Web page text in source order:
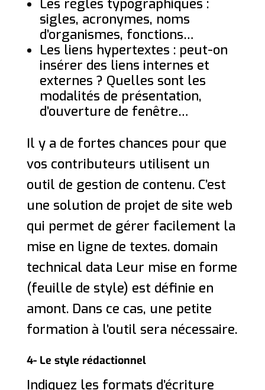
Les règles typographiques :
sigles, acronymes, noms
d’organismes, fonctions…
Les liens hypertextes : peut-on
insérer des liens internes et
externes ? Quelles sont les
modalités de présentation,
d’ouverture de fenêtre…
Il y a de fortes chances pour que
vos contributeurs utilisent un
outil de gestion de contenu. C’est
une solution de projet de site web
qui permet de gérer facilement la
mise en ligne de textes. domain
technical data Leur mise en forme
(feuille de style) est définie en
amont. Dans ce cas, une petite
formation à l’outil sera nécessaire.
4- Le style rédactionnel
Indiquez les formats d’écriture